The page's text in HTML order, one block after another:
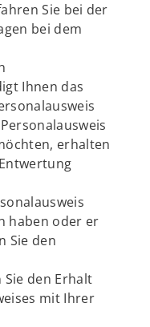
Sie bei der
bei dem
Ihnen das
erhalten
haben oder er
Sie den
den Erhalt
mit Ihrer